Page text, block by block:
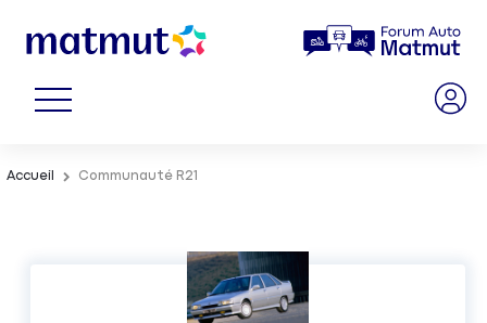
Accueil Communauté R21